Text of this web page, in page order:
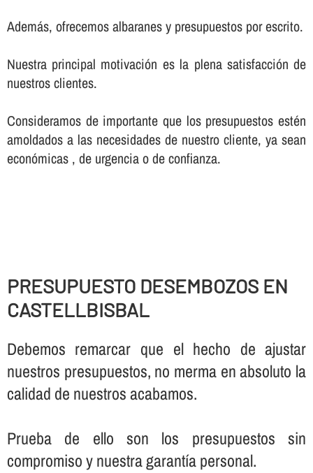
Además, ofrecemos albaranes y presupuestos por escrito.
Nuestra principal motivación es la plena satisfacción de
nuestros clientes.
Consideramos de importante que los presupuestos estén
amoldados a las necesidades de nuestro cliente, ya sean
económicas , de urgencia o de confianza.
PRESUPUESTO DESEMBOZOS EN
CASTELLBISBAL
Debemos remarcar que el hecho de ajustar
nuestros presupuestos, no merma en absoluto la
calidad de nuestros acabamos.
Prueba de ello son los presupuestos sin
compromiso y nuestra garantí­a personal.